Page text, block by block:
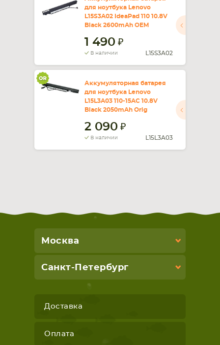
КОМПЛЕКТУЮЩИЕ
для ноутбука Lenovo
L15S3A02 IdeaPad 110 10.8V
Black 2600mAh OEM
1 490
В наличии L15S3A02
Аккумуляторная батарея
для ноутбука Lenovo
L15L3A03 110-15AC 10.8V
Black 2050mAh Orig
2 090
В наличии L15L3A03
Москва
Санкт-Петербург
Доставка
Оплата